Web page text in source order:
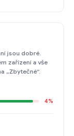
jsou dobré.
zařízení a vše
„Zbytečné“.
4%